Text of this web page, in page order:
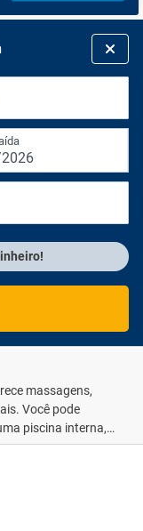
massagens,
Você pode
piscina interna,
estilo Art Déco
e
um business